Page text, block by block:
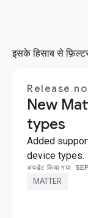
इसके हिसाब से
Release
New
types
Added
device types.
अपडेट किया गया
MATTER